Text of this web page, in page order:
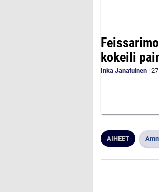
kokeili
Inka Janatuinen |
AIHEET